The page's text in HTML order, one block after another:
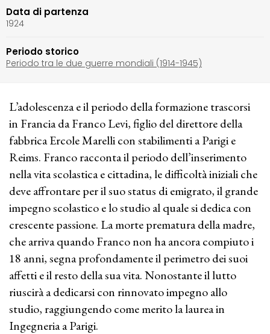
Data di partenza
1924
Periodo storico
Periodo tra le due guerre mondiali (1914-1945)
L’adolescenza e il periodo della formazione trascorsi
in Francia da Franco Levi, figlio del direttore della
fabbrica Ercole Marelli con stabilimenti a Parigi e
Reims. Franco racconta il periodo dell’inserimento
nella vita scolastica e cittadina, le difficoltà iniziali che
deve affrontare per il suo status di emigrato, il grande
impegno scolastico e lo studio al quale si dedica con
crescente passione. La morte prematura della madre,
che arriva quando Franco non ha ancora compiuto i
18 anni, segna profondamente il perimetro dei suoi
affetti e il resto della sua vita. Nonostante il lutto
riuscirà a dedicarsi con rinnovato impegno allo
studio, raggiungendo come merito la laurea in
Ingegneria a Parigi.